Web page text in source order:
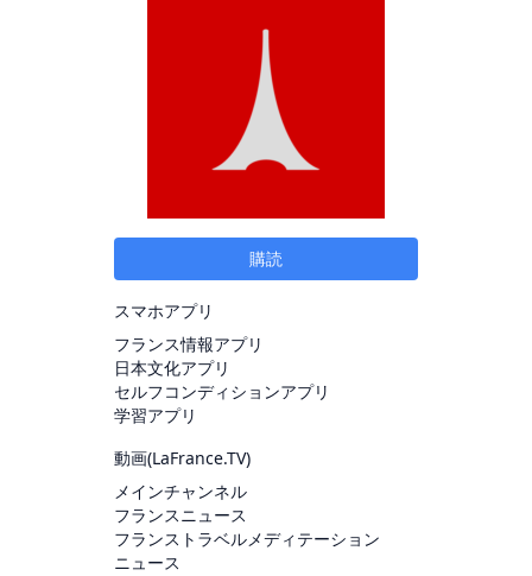
購読
スマホアプリ
フランス情報アプリ
日本文化アプリ
セルフコンディションアプリ
学習アプリ
動画(LaFrance.TV)
メインチャンネル
フランスニュース
フランストラベルメディテーション
ニュース